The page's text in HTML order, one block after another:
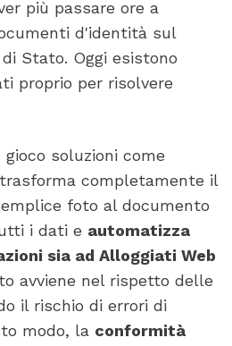
più passare ore a
d'identità sul
Stato. Oggi esistono
proprio per risolvere
soluzioni come
completamente il
foto al documento
i dati e automatizza
sia ad Alloggiati Web
avviene nel rispetto delle
il rischio di errori di
modo, la conformità